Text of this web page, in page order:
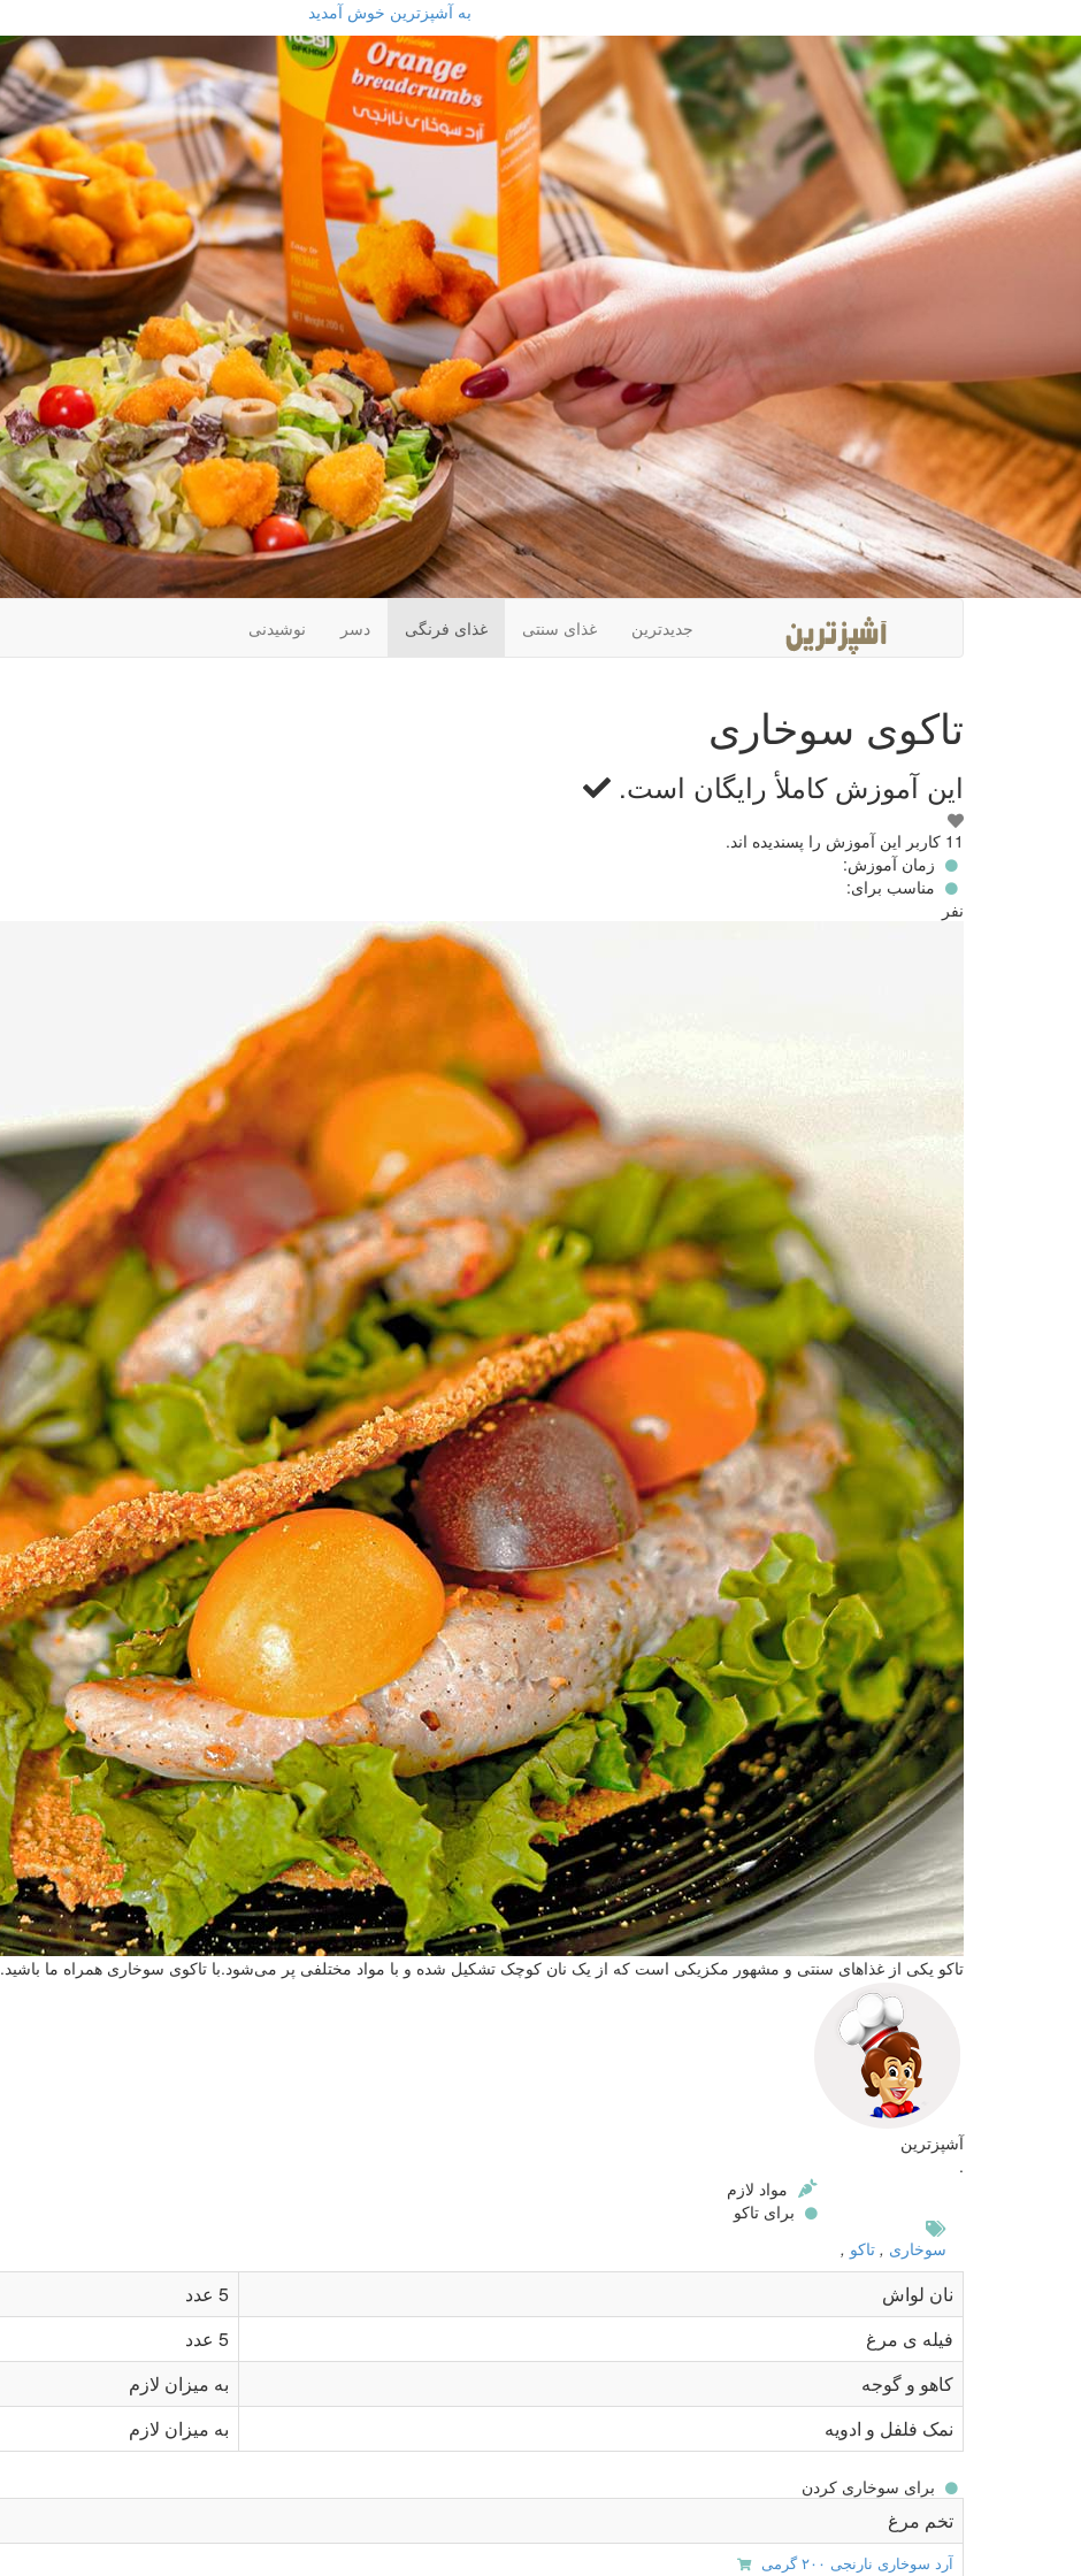
به آشپزترین خوش آمدید
جدیدترین غذای سنتی غذای فرنگی دسر نوشیدنی
تاکوی سوخاری
این آموزش کاملأ رایگان است.
این
آموزش
رادوست
دارم!
11 کاربر این آموزش را پسندیده اند.
زمان آموزش:
مناسب برای:
نفر
تاکو یکی از غذاهای سنتی و مشهور مکزیکی است که از یک نان کوچک تشکیل شده و با مواد مختلفی پر می‌شود.با تاکوی سوخاری همراه ما باشید.
آشپزترین
.
سوخاری , تاکو ,
مواد لازم
برای تاکو
نان لواش
5 عدد
فیله ی مرغ
5 عدد
کاهو و گوجه
به میزان لازم
نمک فلفل و ادویه
به میزان لازم
برای سوخاری کردن
تخم مرغ
آرد سوخاری نارنجی ۲۰۰ گرمی